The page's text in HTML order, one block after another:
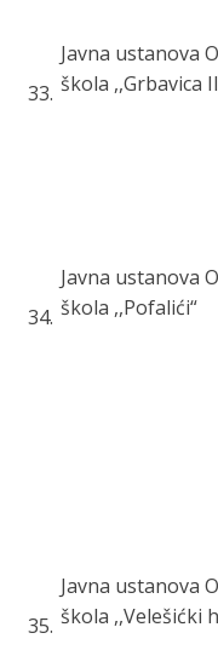
33.
Javna ustanova
škola ,,Grbavica
34.
Javna ustanova
škola ,,Pofalići“
35.
Javna ustanova
škola ,,Velešićki